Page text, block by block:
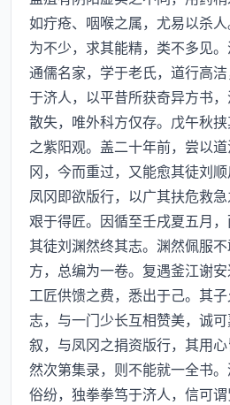
如疔疮、咽喉之属，尤易以杀
为不少，求其能精，类不多见
通儒名家，学于老氏，道行高
于济人，以平昔所获奇异方书
散失，唯外科方仅存。戊午秋
之紫阳观。盖二十年前，尝以
冈，今而重过，又能愈其徒刘顺
凤冈即欲版行，以广其扶危救急
艰于得匠。因循至壬戌夏五月
其徒刘渊然终其志。渊然佩服
方，总编为一卷。复遇釜江谢
工匠供馈之费，悉出于己。其
志，与一门少长互相赞美，诚
叙，与凤冈之捐资版行，其用
然次第集录，则不能就一全书
俗纷，独拳拳笃于济人，信可